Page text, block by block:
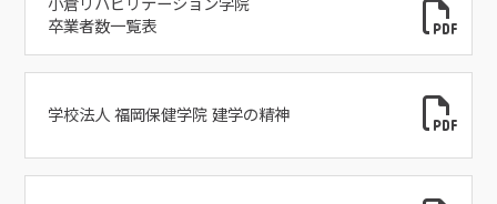
小倉リハビリテーション学院
卒業者数一覧表
学校法人 福岡保健学院 建学の精神